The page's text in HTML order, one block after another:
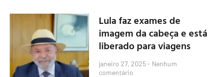
Lula faz exames de
imagem da cabeça e está
liberado para viagens
janeiro 27, 2025 Nenhum
comentário